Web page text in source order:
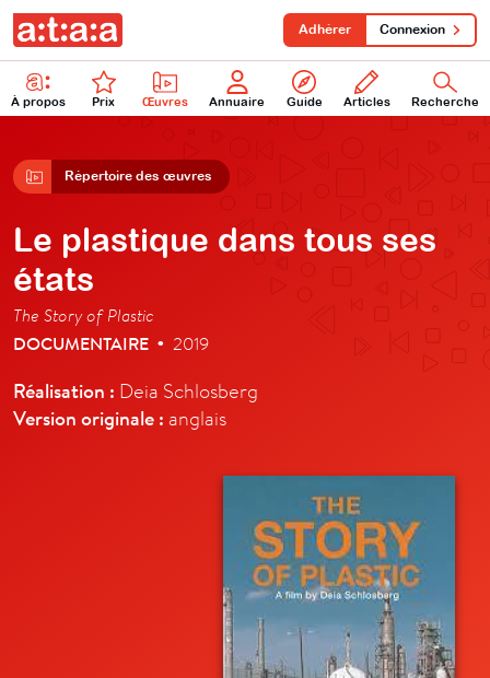
À propos Prix Œuvres Annuaire Guide Articles Recherche
Adhérer Connexion
Répertoire des œuvres
Le plastique dans tous ses
états
The Story of Plastic
DOCUMENTAIRE • 2019
Réalisation : Deia Schlosberg
Version originale : anglais